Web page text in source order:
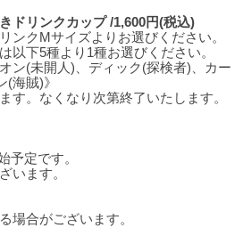
ドリンクカップ /1,600円(税込)
ンクMサイズよりお選びください。
下5種より1種お選びください。
(未開人)、ディック(探検者)、カー
海賊)》
。なくなり次第終了いたします。
予定です。
います。
場合がございます。